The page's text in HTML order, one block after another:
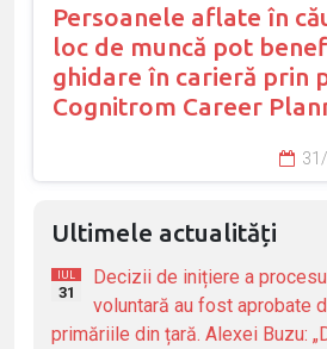
Persoanele aflate în
loc de muncă pot
ghidare în carieră prin
Cognitrom Career
Ultimele actualități
IUL
31
Decizii de inițiere a
voluntară au fost aprobate
primăriile din țară. Alexei Buzu: